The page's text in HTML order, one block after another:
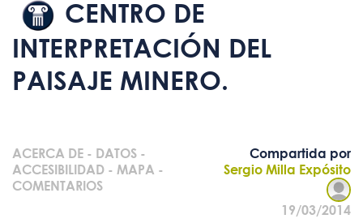
CENTRO DE
INTERPRETACIÓN DEL
PAISAJE MINERO.
ACERCA DE - DATOS -
ACCESIBILIDAD - MAPA -
COMENTARIOS
Compartida por
Sergio Milla Expósito
19/03/2014